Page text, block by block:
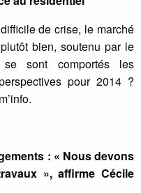
de crise, le marché
bien, soutenu par le
se sont comportés les
pour 2014 ?
: « Nous devons
», affirme Cécile